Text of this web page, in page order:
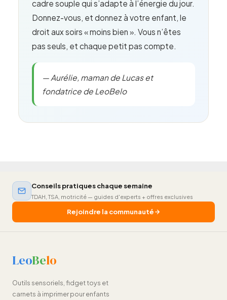
cadre souple qui s’adapte à l’énergie du jour.
Donnez-vous, et donnez à votre enfant, le
droit aux soirs « moins bien ». Vous n’êtes
pas seuls, et chaque petit pas compte.
— Aurélie, maman de Lucas et
fondatrice de LeoBelo
Conseils pratiques chaque semaine
TDAH, TSA, motricité — guides d'experts + offres exclusives
Rejoindre la communauté
LeoBelo
Outils sensoriels, fidget toys et
carnets à imprimer pour enfants